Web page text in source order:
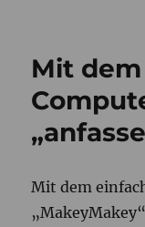
Mit
Mit dem